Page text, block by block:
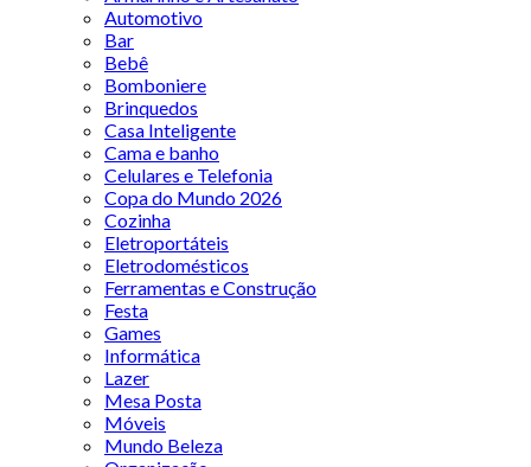
Automotivo
Bar
Bebê
Bomboniere
Brinquedos
Casa Inteligente
Cama e banho
Celulares e Telefonia
Copa do Mundo 2026
Cozinha
Eletroportáteis
Eletrodomésticos
Ferramentas e Construção
Festa
Games
Informática
Lazer
Mesa Posta
Móveis
Mundo Beleza